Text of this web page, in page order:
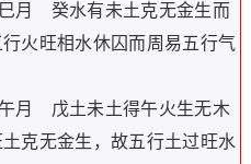
月 癸水有未土克无金生而
火旺相水休囚而周易五行气
月 戊土未土得午火生无木
克无金生，故五行土过旺水